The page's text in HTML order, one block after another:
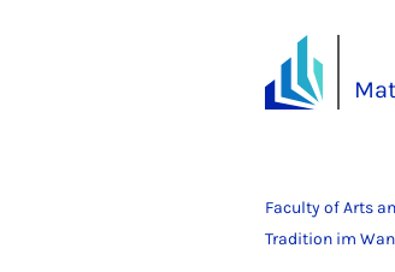
Faculty of Arts
Tradition im